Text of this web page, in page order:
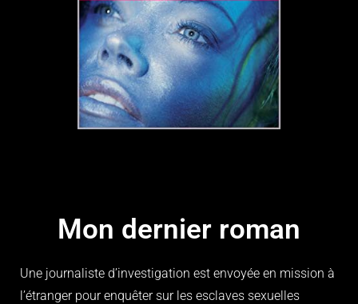
Mon dernier roman
Une journaliste d’investigation est envoyée en mission à
l’étranger pour enquêter sur les esclaves sexuelles